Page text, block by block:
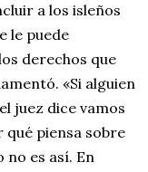
a los isleños
le puede
derechos que
«Si alguien
juez dice vamos
piensa sobre
no es así. En